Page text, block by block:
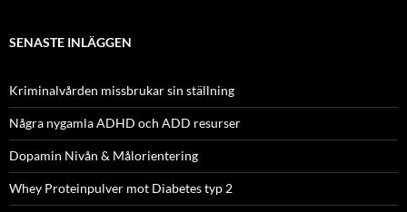
SENASTE INLÄGGEN
Kriminalvården missbrukar sin ställning
Några nygamla ADHD och ADD resurser
Dopamin Nivån & Målorientering
Whey Proteinpulver mot Diabetes typ 2